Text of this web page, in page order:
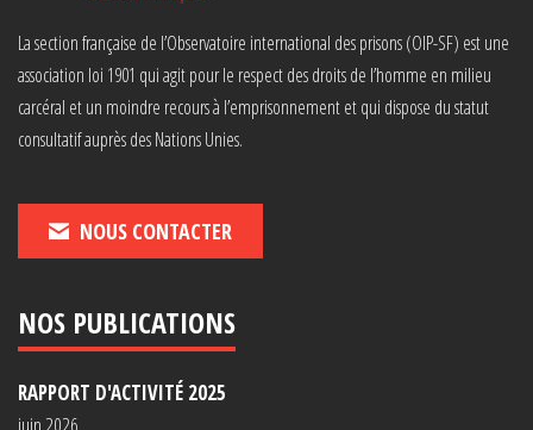
La section française de l’Observatoire international des prisons (OIP-SF) est une
association loi 1901 qui agit pour le respect des droits de l’homme en milieu
carcéral et un moindre recours à l’emprisonnement et qui dispose du statut
consultatif auprès des Nations Unies.
NOUS CONTACTER
NOS PUBLICATIONS
RAPPORT D'ACTIVITÉ 2025
juin 2026